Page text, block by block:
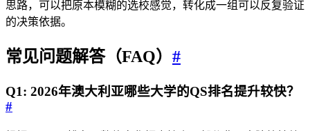
思路，可以把原本模糊的选校感觉，转化成一组可以反复验证
的决策依据。
常见问题解答（FAQ） #
Q1: 2026年澳大利亚哪些大学的QS排名提升较快？
#